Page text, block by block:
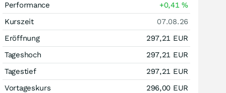
Performance
+0,41%
Kurszeit
07.08.26
Eröffnung
297,21 EUR
Tageshoch
297,21 EUR
Tagestief
297,21 EUR
Vortageskurs
296,00 EUR